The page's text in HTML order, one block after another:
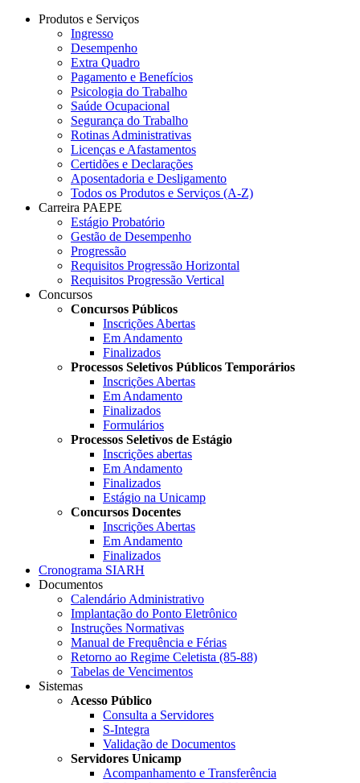
Produtos e Serviços
Ingresso
Desempenho
Extra Quadro
Pagamento e Benefícios
Psicologia do Trabalho
Saúde Ocupacional
Segurança do Trabalho
Rotinas Administrativas
Licenças e Afastamentos
Certidões e Declarações
Aposentadoria e Desligamento
Todos os Produtos e Serviços (A-Z)
Carreira PAEPE
Estágio Probatório
Gestão de Desempenho
Progressão
Requisitos Progressão Horizontal
Requisitos Progressão Vertical
Concursos
Concursos Públicos
Inscrições Abertas
Em Andamento
Finalizados
Processos Seletivos Públicos Temporários
Inscrições Abertas
Em Andamento
Finalizados
Formulários
Processos Seletivos de Estágio
Inscrições abertas
Em Andamento
Finalizados
Estágio na Unicamp
Concursos Docentes
Inscrições Abertas
Em Andamento
Finalizados
Cronograma SIARH
Documentos
Calendário Administrativo
Implantação do Ponto Eletrônico
Instruções Normativas
Manual de Frequência e Férias
Retorno ao Regime Celetista (85-88)
Tabelas de Vencimentos
Sistemas
Acesso Público
Consulta a Servidores
S-Integra
Validação de Documentos
Servidores Unicamp
Acompanhamento e Transferência